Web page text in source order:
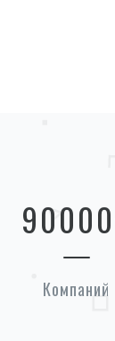
90000
Компаний